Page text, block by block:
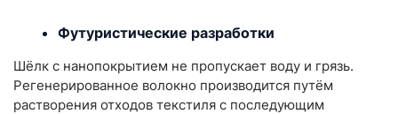
Футуристические разработки
Шёлк с нанопокрытием не пропускает воду и грязь.
Регенерированное волокно производится путём
растворения отходов текстиля с последующим